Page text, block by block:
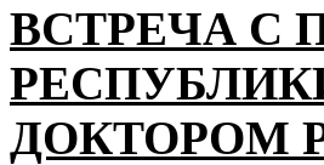
ВСТРЕЧА С
ДОКТОРОМ